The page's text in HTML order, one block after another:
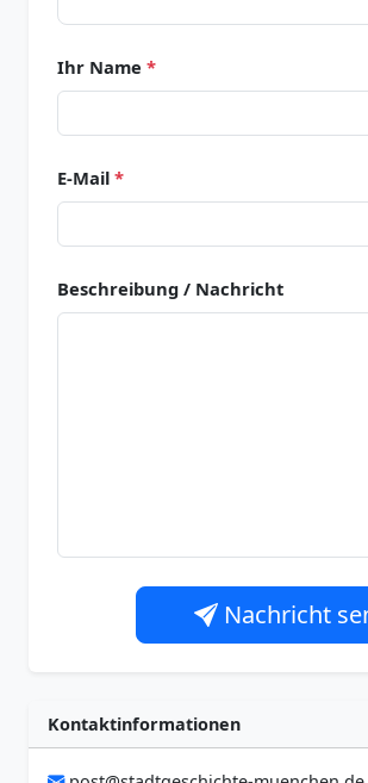
Ihr Name *
E-Mail *
Beschreibung / Nachricht
Nachricht
Kontaktinformationen